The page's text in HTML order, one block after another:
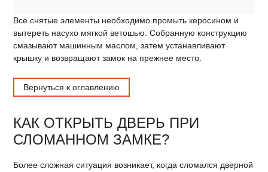
Все снятые элементы необходимо промыть керосином и
вытереть насухо мягкой ветошью. Собранную конструкцию
смазывают машинным маслом, затем устанавливают
крышку и возвращают замок на прежнее место.
Вернуться к оглавлению
КАК ОТКРЫТЬ ДВЕРЬ ПРИ
СЛОМАННОМ ЗАМКЕ?
Более сложная ситуация возникает, когда сломался дверной